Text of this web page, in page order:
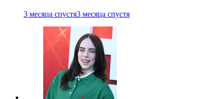
3 месяца спустя3 месяца спустя